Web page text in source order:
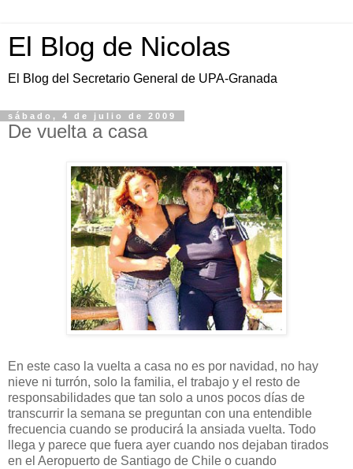
El Blog de Nicolas
El Blog del Secretario General de UPA-Granada
sábado, 4 de julio de 2009
De vuelta a casa
En este caso la vuelta a casa no es por navidad, no hay
nieve ni turrón, solo la familia, el trabajo y el resto de
responsabilidades que tan solo a unos pocos días de
transcurrir la semana se preguntan con una entendible
frecuencia cuando se producirá la ansiada vuelta. Todo
llega y parece que fuera ayer cuando nos dejaban tirados
en el Aeropuerto de Santiago de Chile o cuando